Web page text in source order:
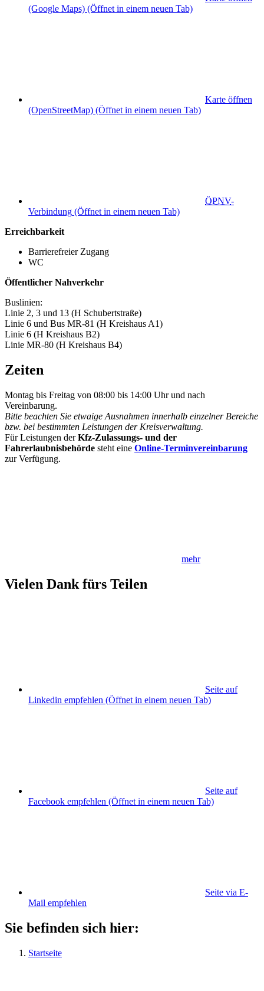
(Google Maps) (Öffnet in einem neuen Tab)
Karte öffnen
(OpenStreetMap) (Öffnet in einem neuen Tab)
ÖPNV-
Verbindung (Öffnet in einem neuen Tab)
Erreichbarkeit
Barrierefreier Zugang
WC
Öffentlicher Nahverkehr
Buslinien:
Linie 2, 3 und 13 (H Schubertstraße)
Linie 6 und Bus MR-81 (H Kreishaus A1)
Linie 6 (H Kreishaus B2)
Linie MR-80 (H Kreishaus B4)
Zeiten
Montag bis Freitag von 08:00 bis 14:00 Uhr und nach
Vereinbarung.
Bitte beachten Sie etwaige Ausnahmen innerhalb einzelner Bereiche
bzw. bei bestimmten Leistungen der Kreisverwaltung.
Für Leistungen derKfz-Zulassungs- und der
Fahrerlaubnisbehörde steht eine Online-Terminvereinbarung
zur Verfügung.
mehr
Vielen Dank fürs Teilen
Seite auf
Linkedin empfehlen (Öffnet in einem neuen Tab)
Seite auf
Facebook empfehlen (Öffnet in einem neuen Tab)
Seite via E-
Mail empfehlen
Sie befinden sich hier:
Startseite